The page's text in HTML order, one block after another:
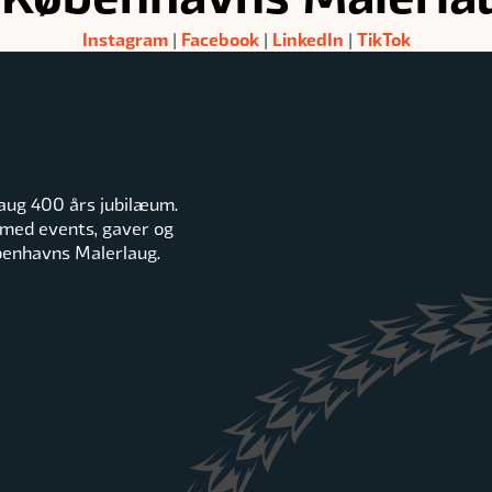
Instagram| Facebook| LinkedIn | TikTok
400 års jubilæum.
events, gaver og
Malerlaug.